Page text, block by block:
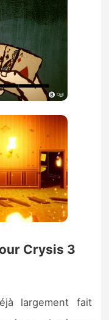
Crysis 3
largement fait